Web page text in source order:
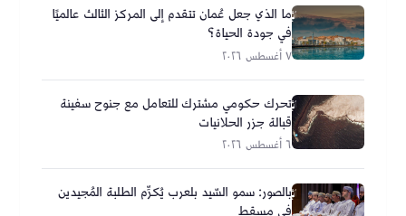
ما الذي جعل عُمان تتقدم إلى المركز الثالث عالميًا
في جودة الحياة؟
٧ أغسطس ٢٠٢٦
تحرك حكومي مشترك للتعامل مع جنوح سفينة
قبالة جزر الحلانيات
٦ أغسطس ٢٠٢٦
بالصور: سمو السّيد بلعرب يُكرِّم الطلبة المُجيدين